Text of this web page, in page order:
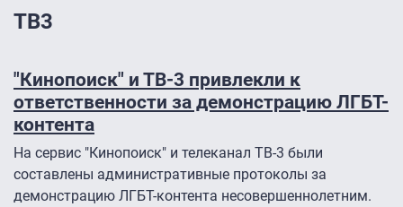
ТВ3
"Кинопоиск" и ТВ-3 привлекли к
ответственности за демонстрацию ЛГБТ-
контента
На сервис "Кинопоиск" и телеканал ТВ-3 были
составлены административные протоколы за
демонстрацию ЛГБТ-контента несовершеннолетним.